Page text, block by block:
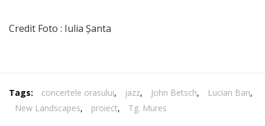
Credit Foto : Iulia Șanta
Tags: concertele orasului, jazz, John Betsch, Lucian Ban,
New Landscapes, proiect, Tg. Mures